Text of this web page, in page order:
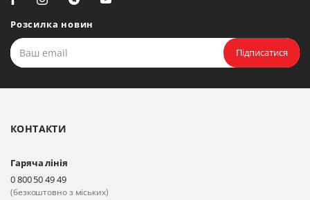
Біла Церква, вул. Ярослава
Мудрого, 20, офіс 108
Прокласти маршрут
Київ, вул. Драгоманова 31-д
Прокласти маршрут
Розсилка новин
Підписатися
КОНТАКТИ
Гаряча лінія
0 800 50 49 49
(безкоштовно з міських)